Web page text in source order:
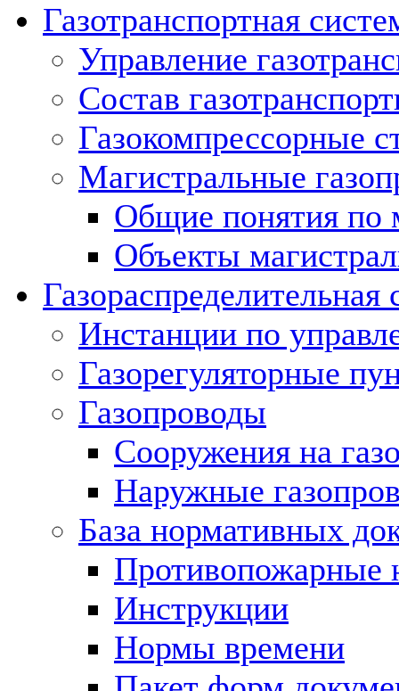
Газотранспортная
Управление
Состав
Газокомпрессорные
Магистральные
Общие понятия по
Объекты
Газораспределительная
Инстанции по
Газорегуляторные
Газопроводы
Сооружения на
Наружные
База нормативных
Противопожарные
Инструкции
Нормы времени